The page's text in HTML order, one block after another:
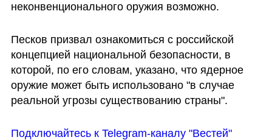
неконвенционального оружия возможно.
Песков призвал ознакомиться с российской
концепцией национальной безопасности, в
которой, по его словам, указано, что ядерное
оружие может быть использовано "в случае
реальной угрозы существованию страны".
Подключайтесь к Telegram-каналу "Вестей"